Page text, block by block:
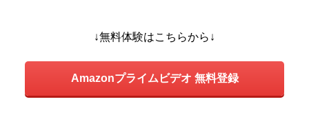
↓無料体験はこちらから↓
Amazonプライムビデオ 無料登録